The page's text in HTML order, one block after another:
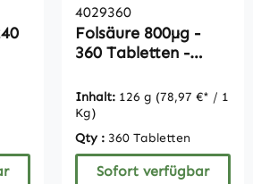
4029360
Folsäure 800µg -
360 Tabletten -
Großpackung für 1
Jahr - vegan |
Vitamintrend
Inhalt: 126 g (78,97 €* / 1
Kg)
Qty : 360 Tabletten
Sofort verfügbar